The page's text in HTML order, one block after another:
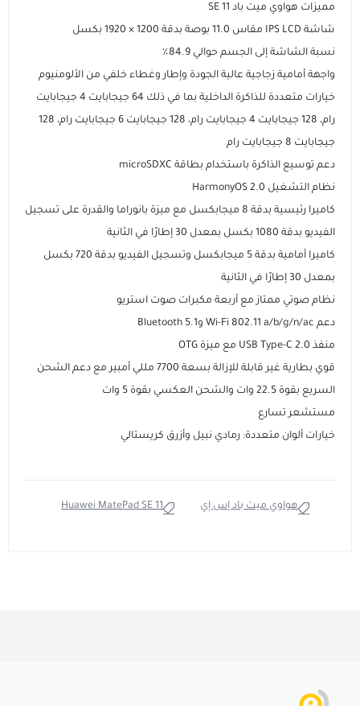
مميزات هواوي ميت باد SE 11
شاشة IPS LCD مقاس 11.0 بوصة بدقة 1200 × 1920 بكسل
نسبة الشاشة إلى الجسم حوالي 84.9٪
واجهة أمامية زجاجية عالية الجودة وإطار وغطاء خلفي من الألومنيوم
خيارات متعددة للذاكرة الداخلية بما في ذلك 64 جيجابايت 4 جيجابايت
رام، 128 جيجابايت 4 جيجابايت رام، 128 جيجابايت 6 جيجابايت رام، 128
جيجابايت 8 جيجابايت رام
دعم توسيع الذاكرة باستخدام بطاقة microSDXC
نظام التشغيل HarmonyOS 2.0
كاميرا رئيسية بدقة 8 ميجابكسل مع ميزة بانوراما والقدرة على تسجيل
الفيديو بدقة 1080 بكسل بمعدل 30 إطارًا في الثانية
كاميرا أمامية بدقة 5 ميجابكسل وتسجيل الفيديو بدقة 720 بكسل
بمعدل 30 إطارًا في الثانية
نظام صوتي ممتاز مع أربعة مكبرات صوت استريو
دعم Wi-Fi 802.11 a/b/g/n/ac وBluetooth 5.1
منفذ USB Type-C 2.0 مع ميزة OTG
قوي بطارية غير قابلة للإزالة بسعة 7700 مللي أمبير مع دعم الشحن
السريع بقوة 22.5 وات والشحن العكسي بقوة 5 وات
مستشعر تسارع
خيارات ألوان متعددة: رمادي نبيل وأزرق كريستالي
هواوي ميت باد إس إي Huawei MatePad SE 11